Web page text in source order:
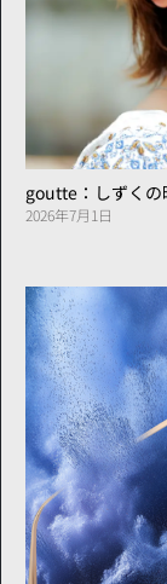
goutte：しずくの
2026年7月1日